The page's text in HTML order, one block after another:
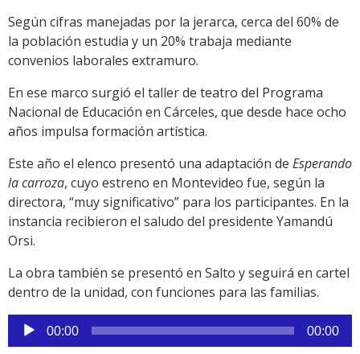
Según cifras manejadas por la jerarca, cerca del 60% de
la población estudia y un 20% trabaja mediante
convenios laborales extramuro.
En ese marco surgió el taller de teatro del Programa
Nacional de Educación en Cárceles, que desde hace ocho
años impulsa formación artística.
Este año el elenco presentó una adaptación de Esperando
la carroza, cuyo estreno en Montevideo fue, según la
directora, “muy significativo” para los participantes. En la
instancia recibieron el saludo del presidente Yamandú
Orsi.
La obra también se presentó en Salto y seguirá en cartel
dentro de la unidad, con funciones para las familias.
Reproductor
de
00:00 00:00